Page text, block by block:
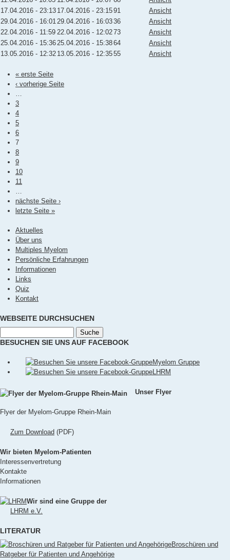
17.04.2016 - 23:13 17.04.2016 - 23:1591
Ansicht
29.04.2016 - 16:0129.04.2016 - 16:0336
Ansicht
22.04.2016 - 11:59 22.04.2016 - 12:0273
Ansicht
25.04.2016 - 15:3625.04.2016 - 15:3864
Ansicht
13.05.2016 - 12:32 13.05.2016 - 12:3555 Ansicht
Seiten
« erste Seite
‹ vorherige Seite
3
4
5
6
7
8
9
10
11
nächste Seite ›
letzte Seite »
Aktuelles
Über uns
Multiples Myelom
Persönliche Erfahrungen
Informationen
Links
Quiz
Kontakt
WEBSEITE DURCHSUCHEN
BESUCHEN SIE UNS AUF FACEBOOK
Myelom Gruppe
LHRM
Unser Flyer
Flyer der Myelom-Gruppe Rhein-Main
Zum Download (PDF)
Wir bieten Myelom-Patienten
Interessenvertretung
Kontakte
Informationen
Wir sind eine Gruppe der
LHRM e.V.
LITERATUR
Broschüren und
Ratgeber für Patienten und Angehörige